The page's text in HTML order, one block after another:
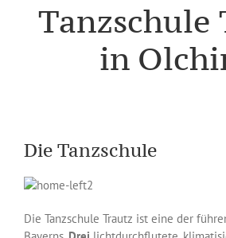
Tanzschule
in
Die Tanzschule
Die Tanzschule Trautz ist eine der